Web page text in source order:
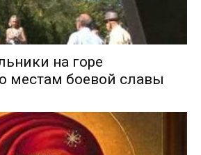
на горе
местам боевой славы